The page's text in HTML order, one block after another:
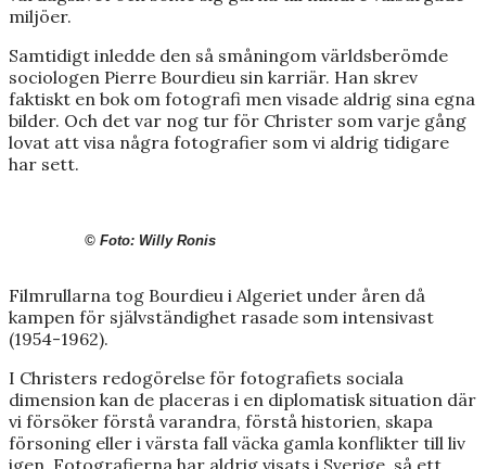
miljöer.
Samtidigt inledde den så småningom världsberömde
sociologen Pierre Bourdieu sin karriär. Han skrev
faktiskt en bok om fotografi men visade aldrig sina egna
bilder. Och det var nog tur för Christer som varje gång
lovat att visa några fotografier som vi aldrig tidigare
har sett.
© Foto: Willy Ronis
Filmrullarna tog Bourdieu i Algeriet under åren då
kampen för självständighet rasade som intensivast
(1954-1962).
I Christers redogörelse för fotografiets sociala
dimension kan de placeras i en diplomatisk situation där
vi försöker förstå varandra, förstå historien, skapa
försoning eller i värsta fall väcka gamla konflikter till liv